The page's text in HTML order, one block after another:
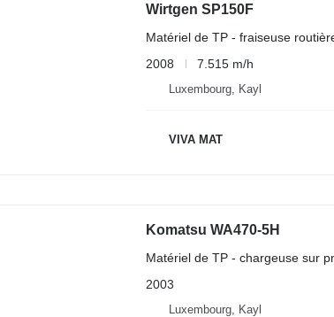
Wirtgen SP150F
Matériel de TP - fraiseuse
2008
7.515 m/h
Luxembourg, Kayl
VIVA MAT
Komatsu WA470-5H
Matériel de TP - chargeuse sur
2003
Luxembourg, Kayl